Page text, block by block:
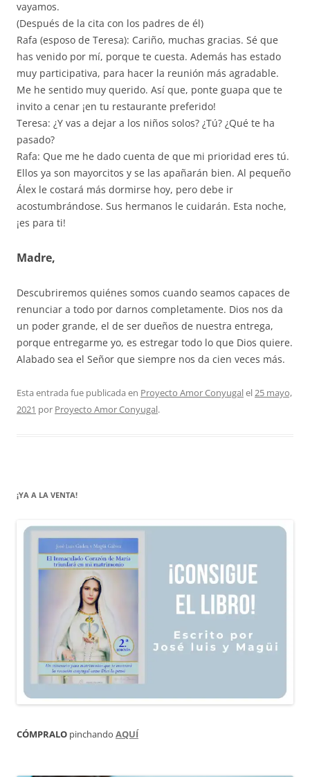
vayamos.
(Después de la cita con los padres de él)
Rafa (esposo de Teresa): Cariño, muchas gracias. Sé que
has venido por mí, porque te cuesta. Además has estado
muy participativa, para hacer la reunión más agradable.
Me he sentido muy querido. Así que, ponte guapa que te
invito a cenar ¡en tu restaurante preferido!
Teresa: ¿Y vas a dejar a los niños solos? ¿Tú? ¿Qué te ha
pasado?
Rafa: Que me he dado cuenta de que mi prioridad eres tú.
Ellos ya son mayorcitos y se las apañarán bien. Al pequeño
Álex le costará más dormirse hoy, pero debe ir
acostumbrándose. Sus hermanos le cuidarán. Esta noche,
¡es para ti!
Madre,
Descubriremos quiénes somos cuando seamos capaces de
renunciar a todo por darnos completamente. Dios nos da
un poder grande, el de ser dueños de nuestra entrega,
porque entregarme yo, es estregar todo lo que Dios quiere.
Alabado sea el Señor que siempre nos da cien veces más.
Esta entrada fue publicada en Proyecto Amor Conyugalel25 mayo,
2021 por Proyecto Amor Conyugal.
¡YA A LA VENTA!
CÓMPRALO pinchando AQUÍ